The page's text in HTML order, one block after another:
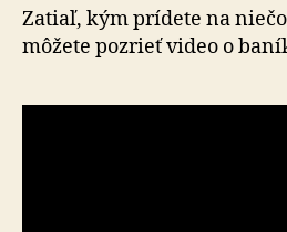
Zatiaľ, kým prídete na
môžete pozrieť video o